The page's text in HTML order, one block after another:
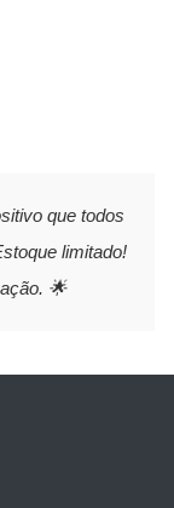
que todos
limitado!
🌟